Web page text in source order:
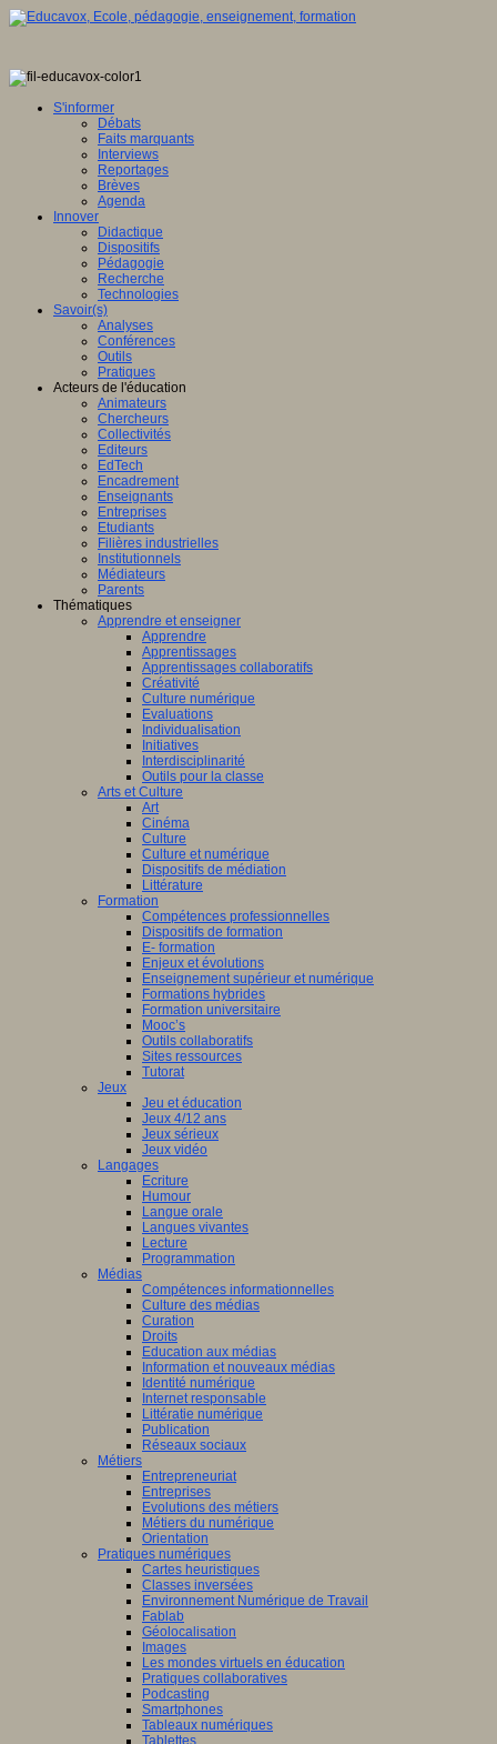
S'informer
Débats
Faits marquants
Interviews
Reportages
Brèves
Agenda
Innover
Didactique
Dispositifs
Pédagogie
Recherche
Technologies
Savoir(s)
Analyses
Conférences
Outils
Pratiques
Acteurs de l'éducation
Animateurs
Chercheurs
Collectivités
Editeurs
EdTech
Encadrement
Enseignants
Entreprises
Etudiants
Filières industrielles
Institutionnels
Médiateurs
Parents
Thématiques
Apprendre et enseigner
Apprendre
Apprentissages
Apprentissages collaboratifs
Créativité
Culture numérique
Evaluations
Individualisation
Initiatives
Interdisciplinarité
Outils pour la classe
Arts et Culture
Art
Cinéma
Culture
Culture et numérique
Dispositifs de médiation
Littérature
Formation
Compétences professionnelles
Dispositifs de formation
E- formation
Enjeux et évolutions
Enseignement supérieur et numérique
Formations hybrides
Formation universitaire
Mooc’s
Outils collaboratifs
Sites ressources
Tutorat
Jeux
Jeu et éducation
Jeux 4/12 ans
Jeux sérieux
Jeux vidéo
Langages
Ecriture
Humour
Langue orale
Langues vivantes
Lecture
Programmation
Médias
Compétences informationnelles
Culture des médias
Curation
Droits
Education aux médias
Information et nouveaux médias
Identité numérique
Internet responsable
Littératie numérique
Publication
Réseaux sociaux
Métiers
Entrepreneuriat
Entreprises
Evolutions des métiers
Métiers du numérique
Orientation
Pratiques numériques
Cartes heuristiques
Classes inversées
Environnement Numérique de Travail
Fablab
Géolocalisation
Images
Les mondes virtuels en éducation
Pratiques collaboratives
Podcasting
Smartphones
Tableaux numériques
Tablettes